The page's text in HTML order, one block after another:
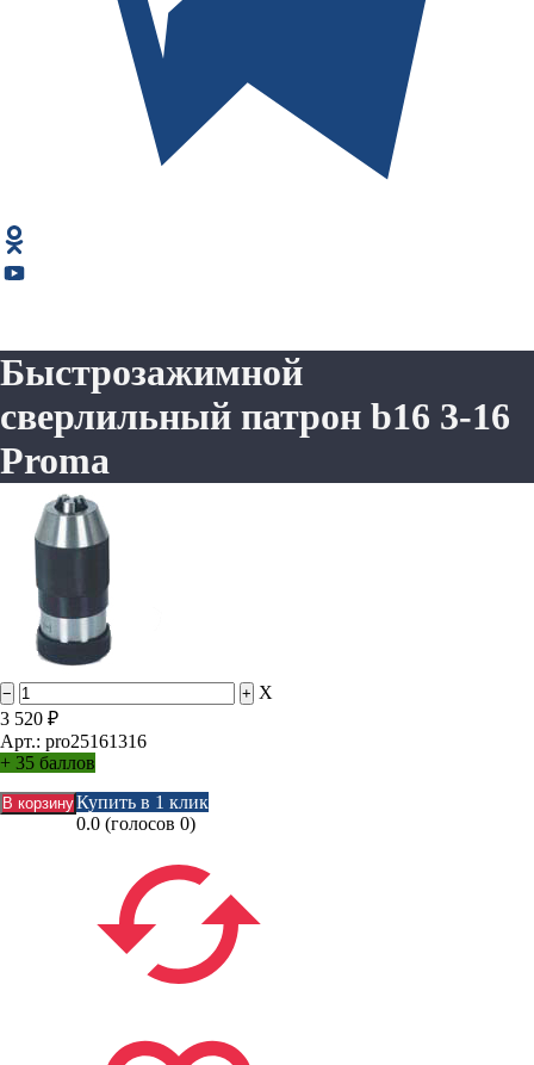
Быстрозажимной
сверлильный патрон b16 3-16
Proma
X
3 520 ₽
Арт.: pro25161316
+ 35 баллов
Купить в 1 клик
0.0 (голосов 0)